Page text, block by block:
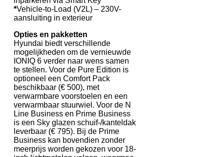
*Vehicle-to-Load (V2L) – 230V-
aansluiting in exterieur
Opties en pakketten
Hyundai biedt verschillende
mogelijkheden om de vernieuwde
IONIQ 6 verder naar wens samen
te stellen. Voor de Pure Edition is
optioneel een Comfort Pack
beschikbaar (€ 500), met
verwarmbare voorstoelen en een
verwarmbaar stuurwiel. Voor de N
Line Business en Prime Business
is een Sky glazen schuif-/kanteldak
leverbaar (€ 795). Bij de Prime
Business kan bovendien zonder
meerprijs worden gekozen voor 18-